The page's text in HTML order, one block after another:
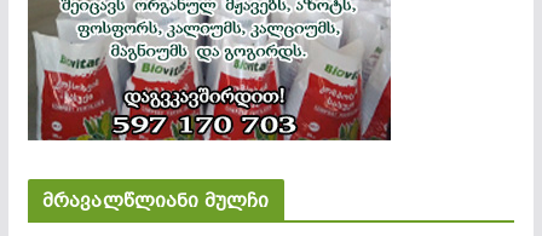
მრავალწლიანი მულჩი